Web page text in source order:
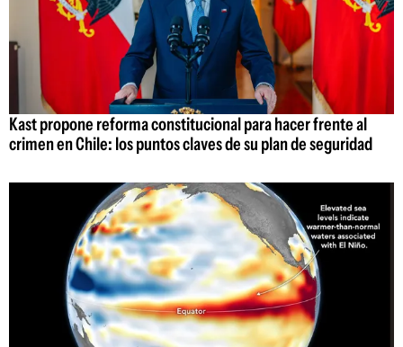
Kast propone reforma constitucional para hacer frente al
crimen en Chile: los puntos claves de su plan de seguridad